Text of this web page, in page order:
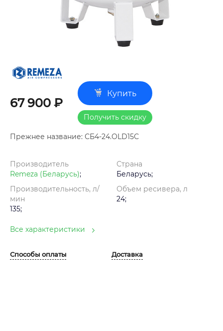
67 900 ₽
Купить
Получить скидку
Прежнее название: СБ4-24.OLD15С
Производитель
Remeza (Беларусь);
Страна
Беларусь;
Производительность, л/
мин
135;
Объем ресивера, л
24;
Все характеристики
Способы оплаты Доставка